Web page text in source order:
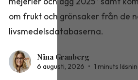
om frukt och grönsaker från de
livsmedelsdatabaserna.
Nina Granberg
6 augusti, 2026 • 1 minuts